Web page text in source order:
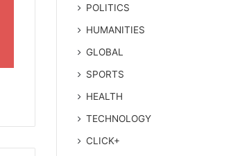
POLITICS
HUMANITIES
GLOBAL
SPORTS
HEALTH
TECHNOLOGY
CLICK+